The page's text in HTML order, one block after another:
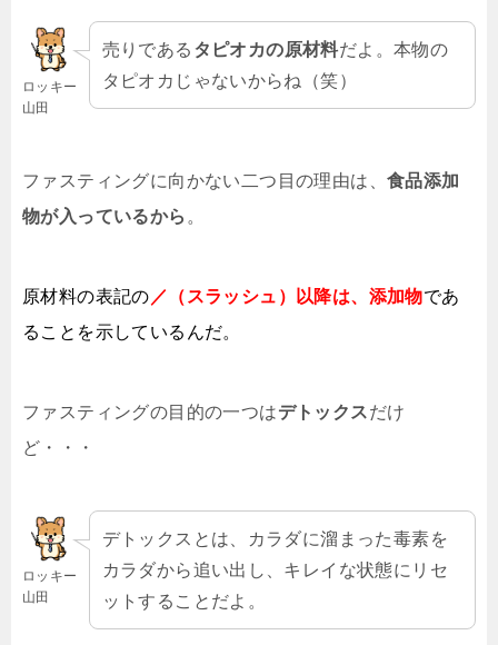
ロッキー
山田
売りである タピオカの原材料だよ。本物の
タピオカじゃないからね（笑）
ファスティングに向かない二つ目の理由は、 食品添加
物が入っているから 。
原材料の表記の ／（スラッシュ）以降は、添加物であ
ることを示しているんだ。
ファスティングの目的の一つはデトックスだけ
ど・・・
ロッキー
山田
デトックスとは、カラダに溜まった毒素を
カラダから追い出し、キレイな状態にリセ
ットすることだよ。